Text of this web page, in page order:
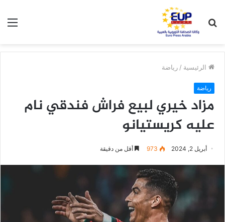
عن
الرئيسية / رياضة
رياضة
مزاد خيري لبيع فراش فندقي نام
عليه كريستيانو
أبريل 2, 2024 973 أقل من دقيقة